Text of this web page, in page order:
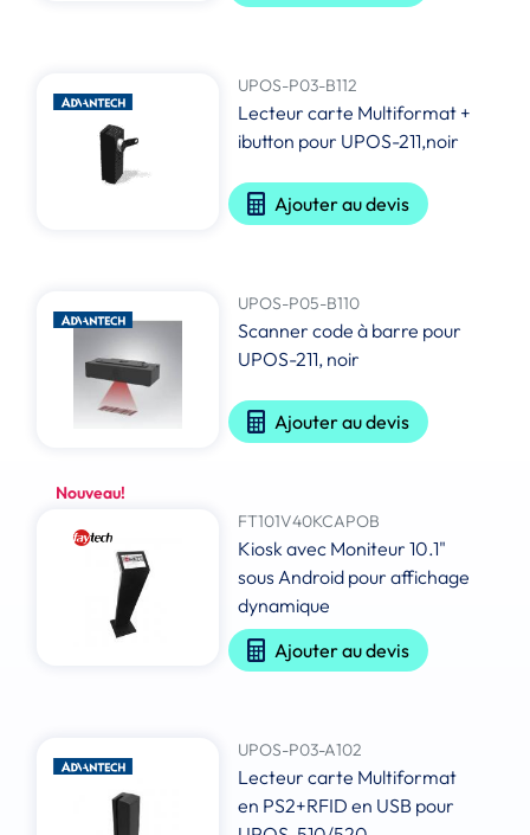
UPOS-P03-B112
Lecteur carte Multiformat +
ibutton pour UPOS-211,noir
Ajouter au devis
UPOS-P05-B110
Scanner code à barre pour
UPOS-211, noir
Ajouter au devis
Nouveau!
FT101V40KCAPOB
Kiosk avec Moniteur 10.1"
sous Android pour affichage
dynamique
Ajouter au devis
UPOS-P03-A102
Lecteur carte Multiformat
en PS2+RFID en USB pour